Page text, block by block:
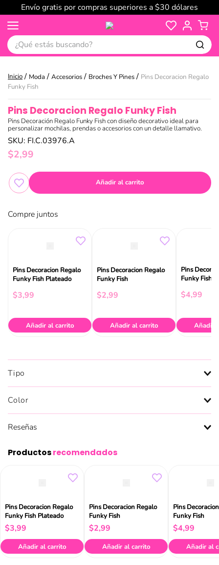
Envío gratis por compras superiores a $30 dólares
¿Qué estás buscando?
Moda Accesorios Broches Y Pines
Pins Decoracion Regalo
Funky Fish
Pins Decoracion Regalo Funky Fish
Pins Decoración Regalo Funky Fish con diseño decorativo ideal para
personalizar mochilas, prendas o accesorios con un detalle llamativo.
SKU: FI.C.03976.A
$2,99
Añadir al carrito
Compre juntos
Pins Decoracion Regalo
Funky Fish Plateado
$3,99
Añadir al carrito
Pins Decoracion Regalo
Funky Fish
$2,99
Añadir al carrito
Pins
Funky Fish
$4,99
Añadir
Tipo
Color
Reseñas
Productosrecomendados
Pins Decoracion Regalo
Funky Fish Plateado
$3,99
Añadir al carrito
Pins Decoracion Regalo
Funky Fish
$2,99
Añadir al carrito
Pins
Funky Fish
$4,99
Añadir al